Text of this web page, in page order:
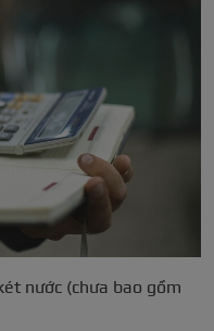
nước (chưa bao gồm